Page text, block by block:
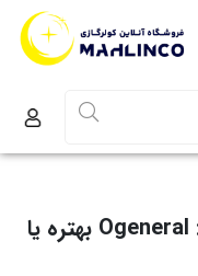
مقایسه کولر گازی گری با اجنرال: Ogeneral بهتره یا